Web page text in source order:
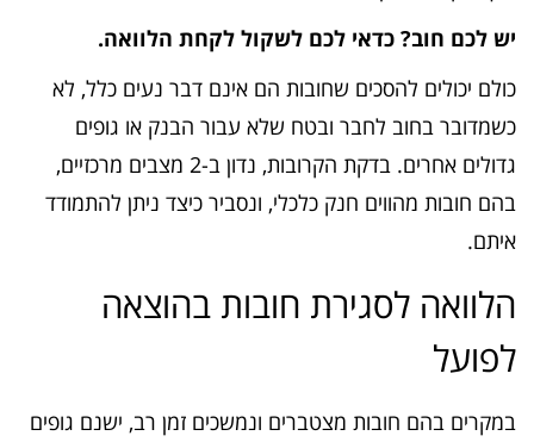
יש לכם חוב? כדאי לכם לשקול לקחת הלוואה.
כולם יכולים להסכים שחובות הם אינם דבר נעים כלל, לא
כשמדובר בחוב לחבר ובטח שלא עבור הבנק או גופים
גדולים אחרים. בדקת הקרובות, נדון ב-2 מצבים מרכזיים,
בהם חובות מהווים חנק כלכלי, ונסביר כיצד ניתן להתמודד
איתם.
הלוואה לסגירת חובות בהוצאה
לפועל
במקרים בהם חובות מצטברים ונמשכים זמן רב, ישנם גופים